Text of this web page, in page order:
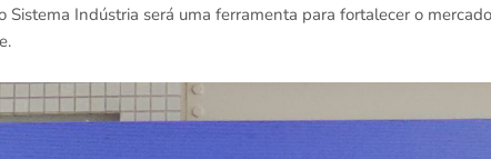
Indústria será uma ferramenta para fortalecer o mercado